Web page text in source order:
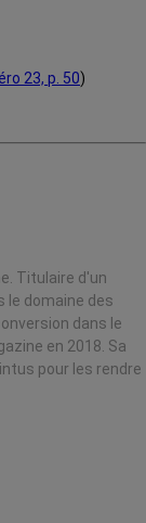
23, p. 50)
Titulaire d'un
le domaine des
dans le
en 2018. Sa
pour les rendre